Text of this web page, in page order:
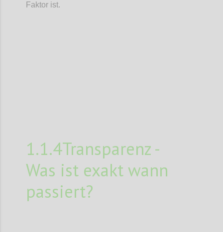
Faktor ist.
1.1.4Transparenz -
Was ist exakt wann
passiert?